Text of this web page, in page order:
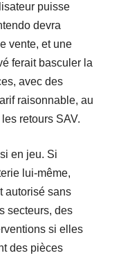
puisse
devra
vente, et une
ferait basculer la
avec des
raisonnable, au
retours SAV.
en jeu. Si
lui-même,
autorisé sans
secteurs, des
si elles
des pièces